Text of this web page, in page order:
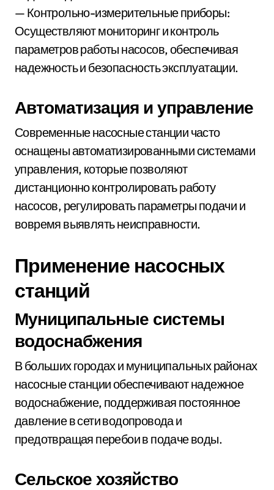
— Контрольно-измерительные приборы:
Осуществляют мониторинг и контроль
параметров работы насосов, обеспечивая
надежность и безопасность эксплуатации.
Автоматизация и управление
Современные насосные станции часто
оснащены автоматизированными системами
управления, которые позволяют
дистанционно контролировать работу
насосов, регулировать параметры подачи и
вовремя выявлять неисправности.
Применение насосных
станций
Муниципальные системы
водоснабжения
В больших городах и муниципальных районах
насосные станции обеспечивают надежное
водоснабжение, поддерживая постоянное
давление в сети водопровода и
предотвращая перебои в подаче воды.
Сельское хозяйство